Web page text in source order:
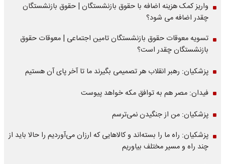
واریز کمک هزینه اضافه با حقوق بازنشستگان | حقوق بازنشستگان
چقدر اضافه می شود؟
تسویه معوقات حقوق بازنشستگان تامین اجتماعی | معوقات حقوق
بازنشستگان چقدر است؟
پزشکیان: رهبر انقلاب هر تصمیمی بگیرند ما تا آخر پای آن هستیم
فیدان: مصر هم به توافق مکه خواهد پیوست
پزشکیان: من از جنگیدن نمی‌ترسم
پزشکیان: راه ما را بسته‌اند و کالاهایی که ارزان می‌آوردیم را حالا باید از
چند راه و مسیر مختلف بیاوریم